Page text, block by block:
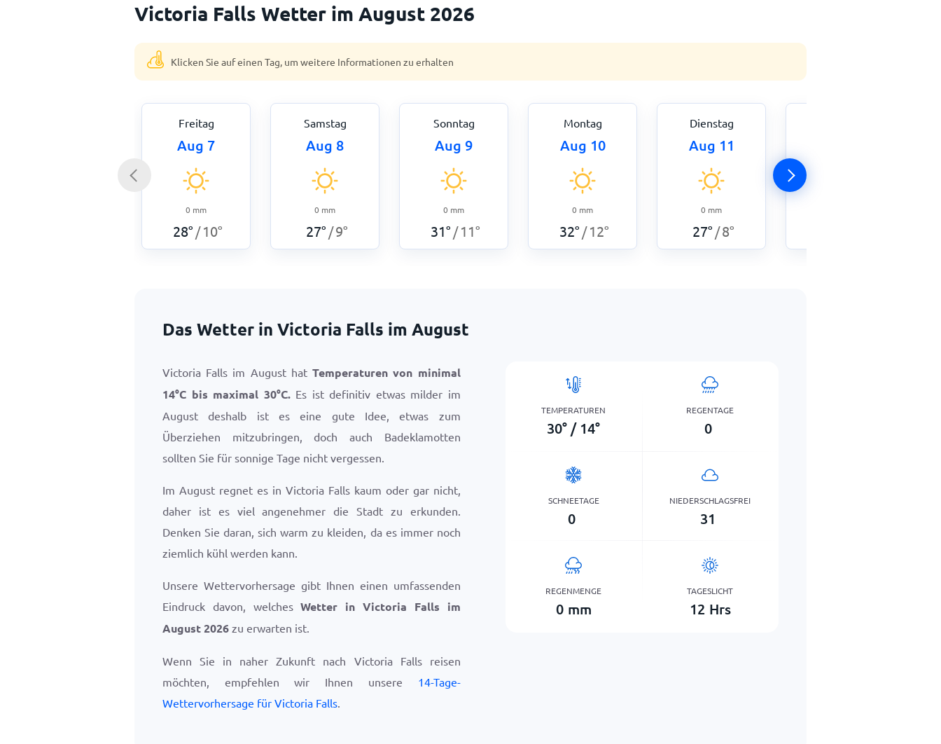
Victoria Falls Wetter im August 2026
Klicken Sie auf einen Tag, um weitere Informationen zu erhalten
Freitag
Aug 7
0 mm
28° / 10°
Samstag
Aug 8
0 mm
27° /9°
Sonntag
Aug 9
0 mm
31° / 11°
Montag
Aug 10
0 mm
32° / 12°
Dienstag
Aug 11
0 mm
27° /8°
Das Wetter in Victoria Falls im August
Victoria Falls im August hatTemperaturen von minimal
14°C bis maximal 30°C.Es ist definitiv etwas milder im
August deshalb ist es eine gute Idee, etwas zum
Überziehen mitzubringen, doch auch Badeklamotten
sollten Sie für sonnige Tage nicht vergessen.
Im August regnet es in Victoria Falls kaum oder gar nicht,
daher ist es viel angenehmer die Stadt zu erkunden.
Denken Sie daran, sich warm zu kleiden, da es immer noch
ziemlich kühl werden kann.
Unsere Wettervorhersage gibt Ihnen einen umfassenden
Eindruck davon, welchesWetter in Victoria Falls im
August 2026 zu erwarten ist.
Wenn Sie in naher Zukunft nach Victoria Falls reisen
möchten, empfehlen wir Ihnen unsere 14-Tage-
Wettervorhersage für Victoria Falls.
TEMPERATUREN
30° / 14°
REGENTAGE
0
SCHNEETAGE
0
NIEDERSCHLAGSFREI
31
REGENMENGE
0 mm
TAGESLICHT
12 Hrs